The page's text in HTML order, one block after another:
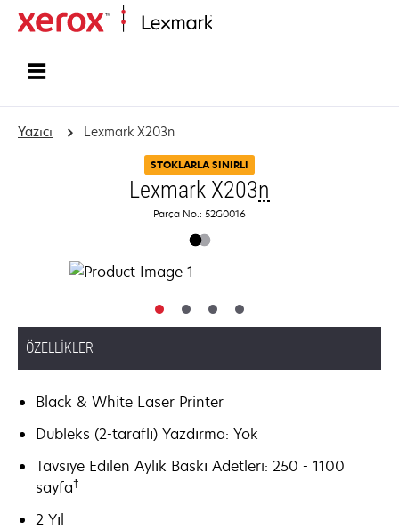
Yazıcı Lexmark X203n
STOKLARLA SINIRLI
Lexmark X203n
Parça No.: 52G0016
ÖZELLIKLER
Black & White Laser Printer
Dubleks (2-taraflı) Yazdırma: Yok
Tavsiye Edilen Aylık Baskı Adetleri: 250 - 1100
sayfa†
2 Yıl